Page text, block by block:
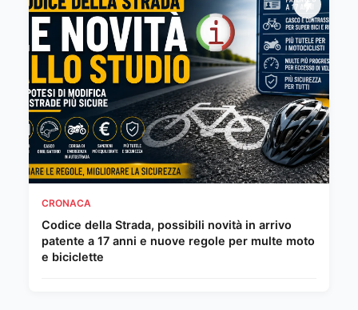
CRONACA
Codice della Strada, possibili novità in arrivo
patente a 17 anni e nuove regole per multe moto
e biciclette